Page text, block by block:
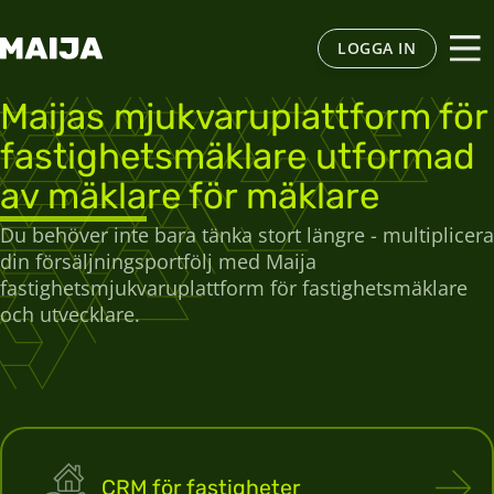
LOGGA IN
Maijas mjukvaruplattform för
fastighetsmäklare utformad
av mäklare för mäklare
Du behöver inte bara tänka stort längre - multiplicera
din försäljningsportfölj med Maija
fastighetsmjukvaruplattform för fastighetsmäklare
och utvecklare.
CRM för fastigheter